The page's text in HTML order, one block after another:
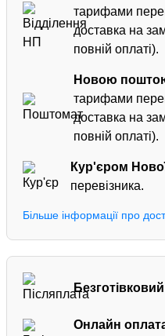
тарифами
доставка на
повній оплаті).
Новою
тарифами
доставка на
повній оплаті).
Кур'єром
перевізника.
Більше інформації про
Онлайн